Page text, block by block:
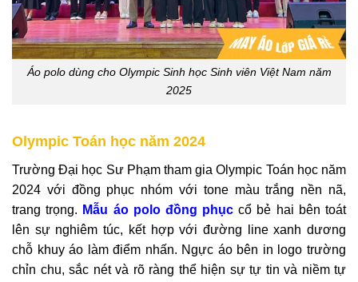
Áo polo dùng cho Olympic Sinh học Sinh viên Việt Nam năm
2025
Olympic Toán học năm 2024
Trường Đại học Sư Phạm tham gia Olympic Toán học năm
2024 với đồng phục nhóm với tone màu trắng nền nã,
trang trọng. Mẫu áo polo đồng phục cổ bẻ hai bên toát
lên sự nghiêm túc, kết hợp với đường line xanh dương
chỗ khuy áo làm điểm nhấn. Ngực áo bên in logo trường
chỉn chu, sắc nét và rõ ràng thể hiện sự tự tin và niềm tự